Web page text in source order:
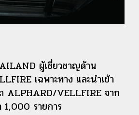
ผู้เชี่ยวชาญด้าน
เฉพาะทาง และนำเข้า
ALPHARD/VELLFIRE จาก
รายการ